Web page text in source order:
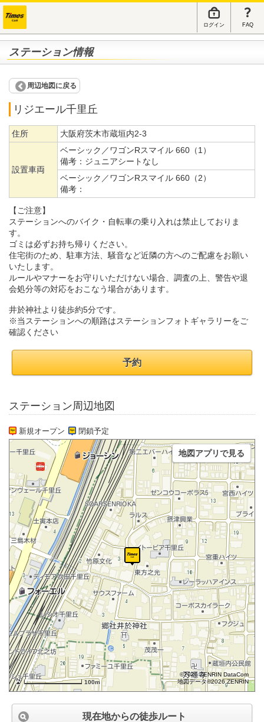
ログイン FAQ
ステーション情報
周辺地図に戻る
リジエール千里丘
住所 大阪府茨木市蔵垣内2-3
設置車両
ベーシック／ワゴンRスマイル 660（1）
備考： ジュニアシートなし
ベーシック／ワゴンRスマイル 660（2）
備考：
【ご注意】
ステーションへのバイク・自転車の乗り入れは禁止しておりま
す。
ゴミは必ずお持ち帰りください。
住宅街のため、駐車方法、騒音など近隣の方へのご配慮をお願い
いたします。
ルールやマナーをお守りいただけない場合、調査の上、警告や退
会処分等の対応をおこなう場合があります。
井於神社より徒歩約5分です。
※当ステーションへの順路はステーションフォトギャラリーをご
確認ください
予約
ステーション周辺地図
新規オープン 閉鎖予定
100m
©2026 ZENRIN DataCom
地図データ©2026 ZENRIN
地図アプリで見る
現在地からの徒歩ルート